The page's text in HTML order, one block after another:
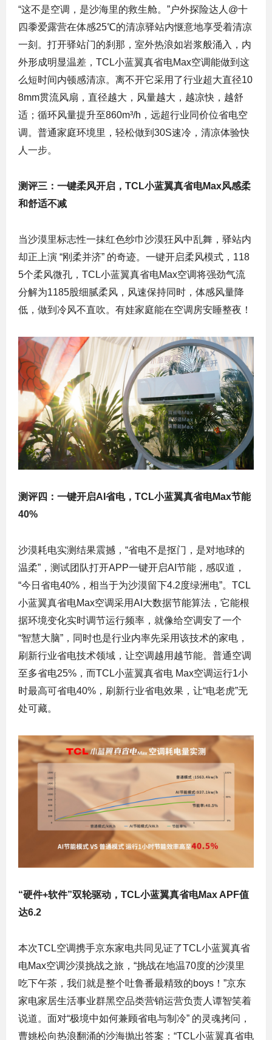
“这不是空调，是沙海里的救生舱。”户外探险达人@十
四黍爱露营在体感25℃的清凉驿站内惬意地享受着清凉
一刻。打开驿站门的刹那，室外热浪如岩浆般涌入，内
外形成明显温差，TCL小蓝翼真省电Max空调能做到这
么短时间内顿感清凉。离不开它采用了行业超大直径10
8mm贯流风扇，直径越大，风量越大，越凉快，越舒
适；循环风量提升至860m³/h，远超行业同价位省电空
调。普通家庭环境里，轻松做到30S速冷，清凉体验快
人一步。
测评三：一键柔风开启，TCL小蓝翼真省电Max风感柔
和舒适不减
当沙漠里标志性一抹红色纱巾沙漠狂风中乱舞，驿站内
却正上演 “刚柔并济” 的奇迹。一键开启柔风模式，118
5个柔风微孔，TCL小蓝翼真省电Max空调将强劲气流
分解为1185股细腻柔风，风速保持同时，体感风量降
低，做到冷风不直吹。有娃家庭能在空调房安睡整夜！
测评四：一键开启AI省电，TCL小蓝翼真省电Max节能
40%
沙漠耗电实测结果震撼，“省电不是抠门，是对地球的
温柔”，测试团队打开APP一键开启AI节能，感叹道，
“今日省电40%，相当于为沙漠留下4.2度绿洲电”。TCL
小蓝翼真省电Max空调采用AI大数据节能算法，它能根
据环境变化实时调节运行频率，就像给空调安了一个
“智慧大脑”，同时也是行业内率先采用该技术的家电，
刷新行业省电技术领域，让空调越用越节能。普通空调
至多省电25%，而TCL小蓝翼真省电 Max空调运行1小
时最高可省电40%，刷新行业省电效果，让“电老虎”无
处可藏。
“硬件+软件”双轮驱动，TCL小蓝翼真省电Max APF值
达6.2
本次TCL空调携手京东家电共同见证了TCL小蓝翼真省
电Max空调沙漠挑战之旅，“挑战在地温70度的沙漠里
吃下午茶，我们就是整个吐鲁番最精致的boys！”京东
家电家居生活事业群黑空品类营销运营负责人谭智笑着
说道。面对“极境中如何兼顾省电与制冷” 的灵魂拷问，
曹姚松向热浪翻涌的沙海抛出答案：“TCL小蓝翼真省电